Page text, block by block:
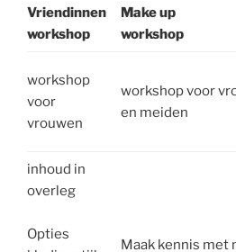
Vriendinnen
workshop
Make up
workshop
workshop
voor
vrouwen
workshop voor
en meiden
inhoud in
overleg
Opties
Maak kennis met